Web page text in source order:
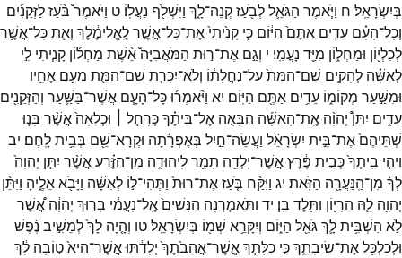
בְּיִשְׂרָאֵֽל׃ ח וַיֹּ֧אמֶר הַגֹּאֵ֛ללְבֹ֖עַזקְנֵה־לָ֑ךְ וַיִּשְׁלֹ֖ף נַעֲלֽוֹ׃ ט וַיֹּאמֶר֩ בֹּ֨עַזלַזְּקֵנִ֜ים
וְכָל־הָעָ֗ם עֵדִ֤ים אַתֶּם֙ הַיּ֔וֹם כִּ֤י קָנִ֙יתִי֙אֶת־כָּל־אֲשֶׁ֣רלֶֽאֱלִימֶ֔לֶךְ וְאֵ֛תכָּל־אֲשֶׁ֥ר
לְכִלְי֖וֹן וּמַחְל֑וֹן מִיַּ֖ד נָעֳמִֽי׃ י וְגַ֣ם אֶת־ר֣וּת הַמֹּאֲבִיָּה֩אֵ֨שֶׁת מַחְל֜וֹן קָנִ֧יתִי לִ֣י
לְאִשָּׁ֗ה לְהָקִ֤ים שֵׁם־הַמֵּת֙עַל־נַ֣חֲלָת֔וֹ וְלֹא־יִכָּרֵ֧ת שֵׁם־הַמֵּ֛ת מֵעִ֥ם אֶחָ֖יו
וּמִשַּׁ֣עַר מְקוֹמ֑וֹ עֵדִ֥ים אַתֶּ֖ם הַיּֽוֹם׃ יא וַיֹּ֨אמְר֜וּכָּל־הָעָ֧ם אֲשֶׁר־בַּשַּׁ֛עַר וְהַזְּקֵנִ֖ים
עֵדִ֑ים יִתֵּן֩ יְהוָ֨ה אֶֽת־הָאִשָּׁ֜ה הַבָּאָ֣ה אֶל־בֵּיתֶ֗ךָכְּרָחֵ֤ל ׀ וּכְלֵאָה֙אֲשֶׁ֨ר בָּנ֤וּ
שְׁתֵּיהֶם֙אֶת־בֵּ֣ית יִשְׂרָאֵ֔ל וַעֲשֵׂה־חַ֣יִל בְּאֶפְרָ֔תָה וּקְרָא־שֵׁ֖ם בְּבֵ֥יתלָֽחֶם׃ יב
וִיהִ֤י בֵֽיתְךָ֙כְּבֵ֣ית פֶּ֔רֶץאֲשֶׁר־יָלְדָ֥ה תָמָ֖רלִֽיהוּדָ֑ה מִן־הַזֶּ֗רַעאֲשֶׁ֨ר יִתֵּ֤ן יְהוָה֙
לְךָ֔ מִן־הַֽנַּעֲרָ֖ה הַזֹּֽאת׃ יג וַיִּקַּ֨ח בֹּ֤עַזאֶת־רוּת֙ וַתְּהִי־ל֣וֹ לְאִשָּׁ֔ה וַיָּבֹ֖אאֵלֶ֑יהָ וַיִּתֵּ֨ן
יְהוָ֥ה לָ֛הּ הֵרָי֖וֹן וַתֵּ֥לֶד בֵּֽן׃ יד וַתֹּאמַ֤רְנָה הַנָּשִׁים֙אֶֽל־נָעֳמִ֔י בָּר֣וּךְ יְהוָ֔ה אֲ֠שֶׁר
לֹ֣א הִשְׁבִּ֥יתלָ֛ךְגֹּאֵ֖ל הַיּ֑וֹם וְיִקָּרֵ֥א שְׁמ֖וֹ בְּיִשְׂרָאֵֽל׃טו וְהָ֤יָה לָךְ֙לְמֵשִׁ֣יב נֶ֔פֶשׁ
וּלְכַלְכֵּ֖לאֶת־שֵׂיבָתֵ֑ךְכִּ֣י כַלָּתֵ֤ךְאֲ‍ֽשֶׁר־אֲהֵבַ֙תֶךְ֙ יְלָדַ֔תּוּאֲשֶׁר־הִיא֙ט֣וֹבָה לָ֔ךְ